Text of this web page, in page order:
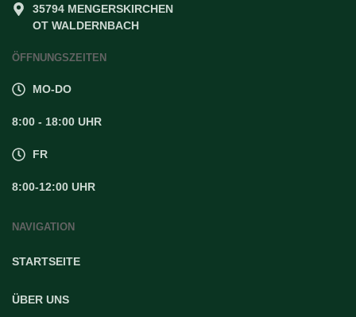
35794 MENGERSKIRCHEN
OT WALDERNBACH
ÖFFNUNGSZEITEN
MO-DO
8:00 - 18:00 UHR
FR
8:00-12:00 UHR
NAVIGATION
STARTSEITE
ÜBER UNS